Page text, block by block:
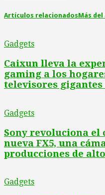
Artículos relacionadosMás
Gadgets
Caixun lleva la
gaming a los
televisores gigantes
Gadgets
Sony revoluciona el
nueva FX5, una
producciones de
Gadgets